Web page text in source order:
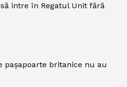
intre în Regatul Unit fără
pașapoarte britanice nu au